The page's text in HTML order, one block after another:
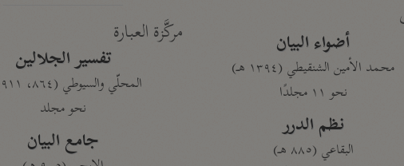
أضواء البيان
محمد الأمين الشنقيطي (١٣٩٤ هـ)
نحو ١١ مجلدًا
نظم الدرر
البقاعي (٨٨٥ هـ)
مركَّزة العبارة
تفسير الجلالين
المحلّي والسيوطي (٨٦٤، ٩١١ هـ)
نحو مجلد
جامع البيان